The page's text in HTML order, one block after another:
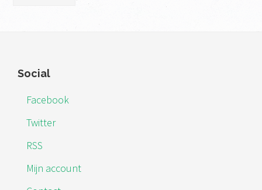
Footer
Social
Facebook
Twitter
RSS
Mijn account